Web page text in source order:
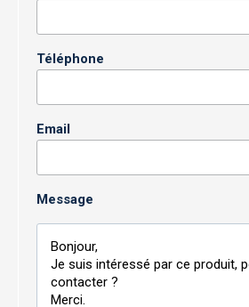
Téléphone
Email
Message